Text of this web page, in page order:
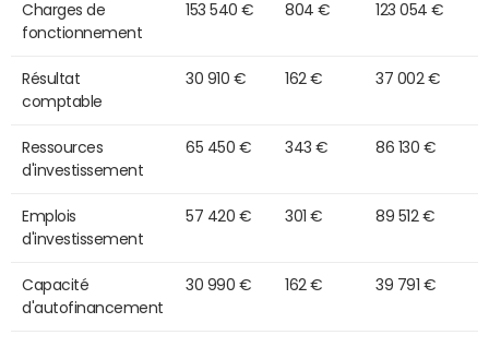
Charges de
fonctionnement
153 540 € 804 € 123 054 €
Résultat
comptable
30 910 € 162 € 37 002 €
Ressources
d'investissement
65 450 € 343 € 86 130 €
Emplois
d'investissement
57 420 € 301 € 89 512 €
Capacité
d'autofinancement
30 990 € 162 € 39 791 €